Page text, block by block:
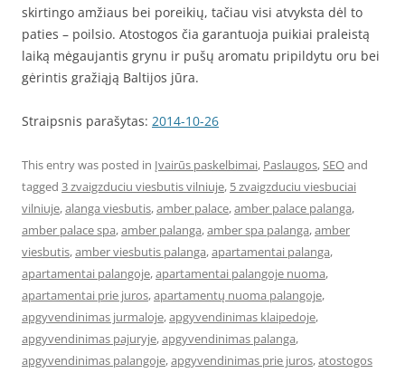
skirtingo amžiaus bei poreikių, tačiau visi atvyksta dėl to
paties – poilsio. Atostogos čia garantuoja puikiai praleistą
laiką mėgaujantis grynu ir pušų aromatu pripildytu oru bei
gėrintis gražiąją Baltijos jūra.
Straipsnis parašytas: 2014-10-26
This entry was posted in Įvairūs paskelbimai, Paslaugos,SEOand
tagged 3 zvaigzduciu viesbutis vilniuje, 5 zvaigzduciu viesbuciai
vilniuje,alanga viesbutis,amber palace,amber palace palanga,
amber palace spa,amber palanga,amber spa palanga,amber
viesbutis,amber viesbutis palanga,apartamentai palanga,
apartamentai palangoje,apartamentai palangoje nuoma,
apartamentai prie juros,apartamentų nuoma palangoje,
apgyvendinimas jurmaloje,apgyvendinimas klaipedoje,
apgyvendinimas pajuryje,apgyvendinimas palanga,
apgyvendinimas palangoje,apgyvendinimas prie juros,atostogos